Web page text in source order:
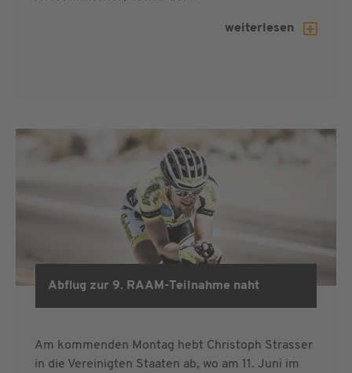
weiterlesen
RAAM 2019
Abflug zur 9. RAAM-Teilnahme naht
Am kommenden Montag hebt Christoph Strasser
in die Vereinigten Staaten ab, wo am 11. Juni im